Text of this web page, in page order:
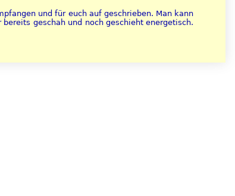
und für euch auf geschrieben. Man kann
geschah und noch geschieht energetisch.